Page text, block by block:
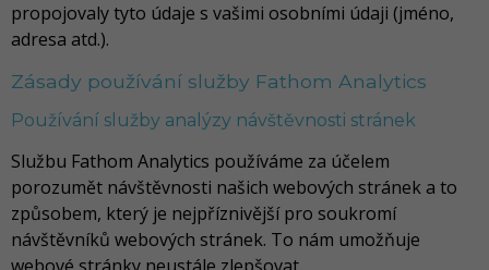
propojovaly tyto údaje s vašimi osobními údaji (jméno,
adresa atd.).
Zásady používání služby Fathom Analytics
Používání služby analýzy návštěvnosti stránek
Službu Fathom Analytics používáme za účelem
porozumět návštěvnosti našich webových stránek a to
způsobem, který je nejpříznivější pro soukromí
návštěvníků webových stránek. To nám umožňuje